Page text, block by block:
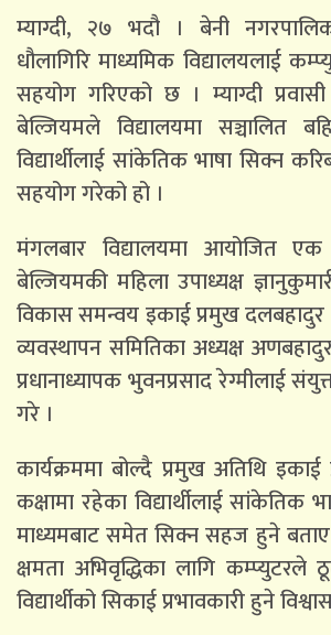
म्याग्दी, २७ भदौ । बेनी
धौलागिरि माध्यमिक विद्यालयलाई
सहयोग गरिएको छ । म्याग्दी
बेल्जियमले विद्यालयमा सञ्चालित
विद्यार्थीलाई सांकेतिक भाषा सिक्न
सहयोग गरेको हो ।
मंगलबार विद्यालयमा आयोजित एक
बेल्जियमकी महिला उपाध्यक्ष
विकास समन्वय इकाई प्रमुख दलबहादुर
व्यवस्थापन समितिका अध्यक्ष
प्रधानाध्यापक भुवनप्रसाद रेग्मीलाई
गरे ।
कार्यक्रममा बोल्दै प्रमुख अतिथि इकाई
कक्षामा रहेका विद्यार्थीलाई सांकेतिक
माध्यमबाट समेत सिक्न सहज हुने बताए
क्षमता अभिवृद्धिका लागि कम्प्युटरले
विद्यार्थीको सिकाई प्रभावकारी हुने